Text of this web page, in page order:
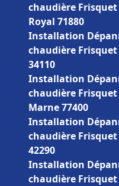
chaudière
Royal 71880
Installation
chaudière
34110
Installation
chaudière
Marne 77400
Installation
chaudière Frisquet
42290
Installation
chaudière